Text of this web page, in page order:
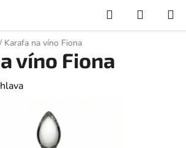
Hledat
KOŠÍK
/ Karafa na víno Fiona
víno Fiona